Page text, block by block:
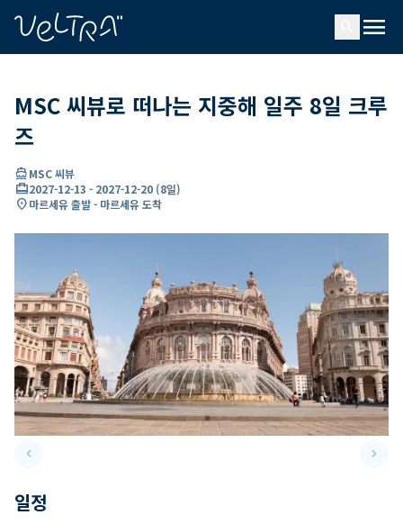
menu
MSC 씨뷰로 떠나는 지중해 일주 8일 크루
즈
directions_boatMSC 씨뷰
card_travel2027-12-13 - 2027-12-20 (8일)
location_on마르세유 출발 - 마르세유 도착
keyboard_arrow_leftPrevious slide keyboard_arrow_right
일정